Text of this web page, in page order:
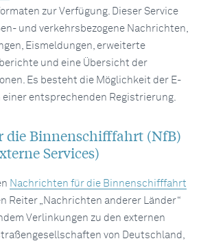
zur Verfügung. Dieser Service
und verkehrsbezogene Nachrichten,
Eismeldungen, erweiterte
und eine Übersicht der
Es besteht die Möglichkeit der E-
entsprechenden Registrierung.
die Binnenschifffahrt (NfB)
Services)
Nachrichten für die Binnenschifffahrt
Reiter „Nachrichten anderer Länder“
Verlinkungen zu den externen
von Deutschland,